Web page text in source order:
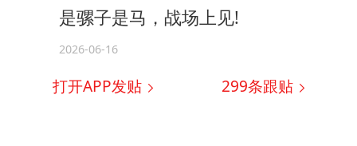
是骡子是马，战场上见!
2026-06-16
打开APP发贴 299条跟贴